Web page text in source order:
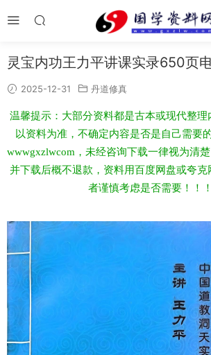
灵宝内功王力平讲课实录650页
2025-12-31 丹道修真
温馨提示：大部分资料都是古本或现代整理
以资料为准，不确定内容是否是自己需要
wwwgxzlwcom，未经咨询下载一律视为清
并下载后概不退款，资料用百度网盘或夸
者谨慎考虑是否需要！！